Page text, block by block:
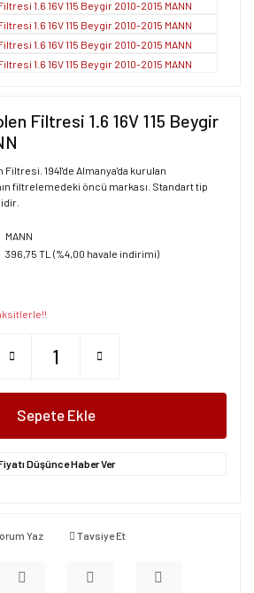
Filtresi 1.6 16V 115 Beygir
Filtresi. 1941'de Almanya'da kurulan
filtrelemedeki öncü markası. Standart tip
MANN
396,75 TL (%4,00 havale indirimi)
Sepete Ekle
Düşünce Haber Ver
Yaz Tavsiye Et